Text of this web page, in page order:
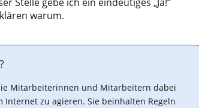
warum.
Mitarbeiterinnen und Mitarbeitern dabei
zu agieren. Sie beinhalten Regeln